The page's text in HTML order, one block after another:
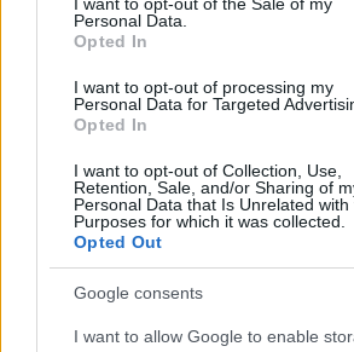
Personal Data.
Opted In
I want to opt-out of processing my
Personal Data for Targeted
Opted In
I want to opt-out of Collection, Use,
Retention, Sale, and/or Sharing of
Personal Data that Is Unrelated with
Purposes for which it was collected.
Opted Out
Google consents
I want to allow Google to enable
Ακολουθήστε το
πρώτοι όλες τις ειδήσεις
Δείτε όλες τις τελευταίες
ΔΙΑΒΑΣΤΕ ΠΕΡΙΣΣΟΤΕΡΑ
ΠΆΓΟΣ
ΠΡΌΕΔΡΟΣ ΑΡΕΊΟΥ ΠΆΓΟΥ